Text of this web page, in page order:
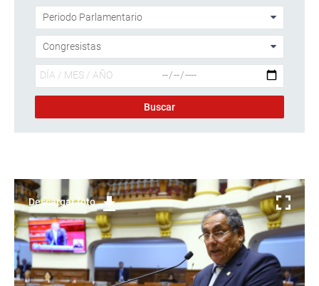
Descargar foto